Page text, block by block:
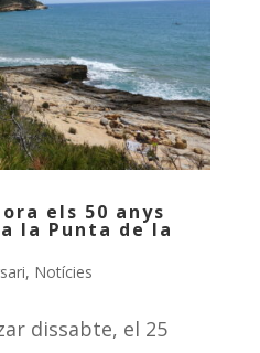
els 50 anys
la Punta de la
, Notícies
dissabte, el 25